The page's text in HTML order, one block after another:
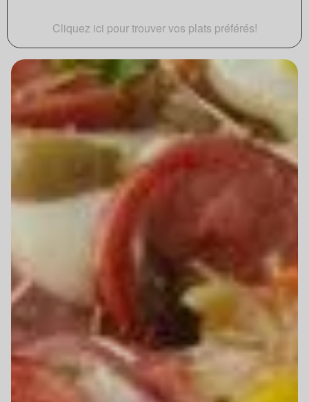
Cliquez ici pour trouver vos plats préférés!